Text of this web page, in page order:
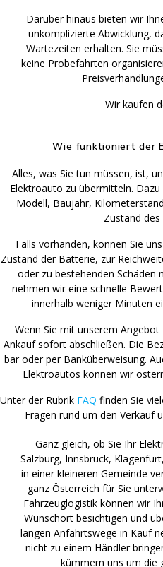
Darüber hinaus bieten wir
unkomplizierte Abwicklung,
Wartezeiten erhalten. Sie
keine Probefahrten
Wir kaufen
Wie funktioniert der
Alles, was Sie tun müssen, ist,
Elektroauto zu übermitteln.
Modell, Baujahr,
Zustand des
Falls vorhanden, können Sie
Zustand der Batterie, zur
oder zu bestehenden Schäden
nehmen wir eine schnelle
innerhalb weniger Minuten
Wenn Sie mit unserem
Ankauf sofort abschließen. Die
bar oder per Banküberweisung.
Elektroautos können wir
Unter der Rubrik FAQ finden Sie
Fragen rund um den Verkauf
Ganz gleich, ob Sie Ihr
Salzburg, Innsbruck,
in einer kleineren Gemeinde
ganz Österreich für Sie
Fahrzeuglogistik können wir
Wunschort besichtigen und
langen Anfahrtswege in Kauf
nicht zu einem Händler
kümmern uns um die